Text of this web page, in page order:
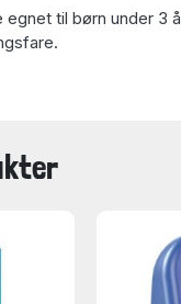
til børn under 3